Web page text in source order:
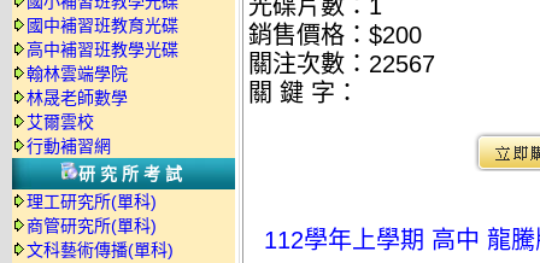
國中補習班教育光碟
高中補習班教學光碟
翰林雲端學院
林晟老師數學
艾爾雲校
行動補習網
研究所考試
理工研究所(單科)
商管研究所(單科)
文科藝術傳播(單科)
光碟片數：1
銷售價格：$200
關注次數： 22567
關 鍵 字：
112學年上學期 高中 龍